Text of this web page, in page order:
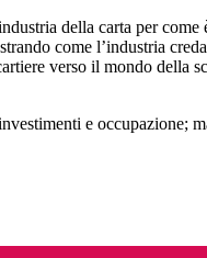
della carta per
come l’industria
verso il mondo della
e occupazione;